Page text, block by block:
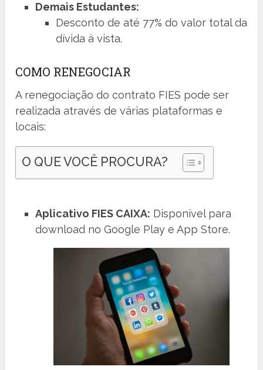
Demais Estudantes:
Desconto de até 77% do valor total da
dívida à vista.
COMO RENEGOCIAR
A renegociação do contrato FIES pode ser
realizada através de várias plataformas e
locais:
O QUE VOCÊ PROCURA?
Aplicativo FIES CAIXA: Disponível para
download no Google Play e App Store.